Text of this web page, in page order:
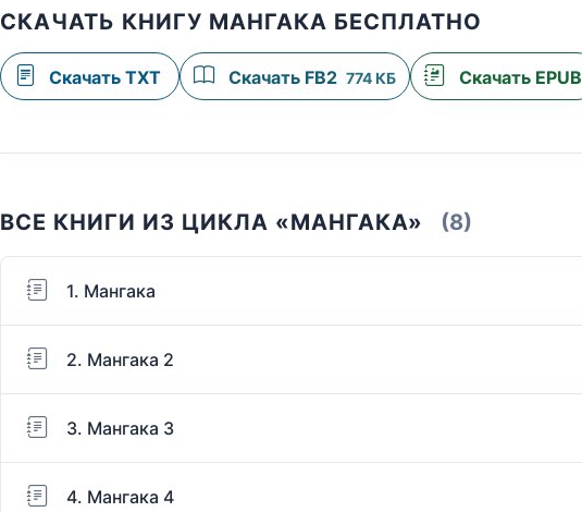
СКАЧАТЬ КНИГУ МАНГАКА БЕСПЛАТНО
Скачать TXT Скачать FB2 774 КБ Скачать EPUB
ВСЕ КНИГИ ИЗ ЦИКЛА «МАНГАКА» (8)
1. Мангака
2. Мангака 2
3. Мангака 3
4. Мангака 4